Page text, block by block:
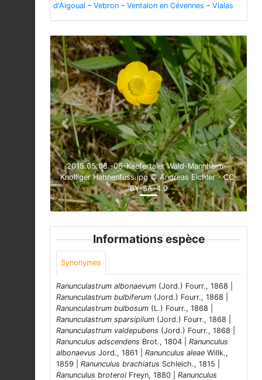
d'Aigoual - Vebron - Ventalon en Cévennes - Vialas
2015.05.08.-06-Kaefertaler Wald-Mannheim--
Knolliger Hahnenfuss.jpg © Andreas Eichler - CC-
BY-SA-4.0
Previous Next
Informations espèce
Synonymes
Ranunculastrum albonaevum (Jord.) Fourr., 1868 |
Ranunculastrum bulbiferum (Jord.) Fourr., 1868 |
Ranunculastrum bulbosum (L.) Fourr., 1868 |
Ranunculastrum sparsipilum (Jord.) Fourr., 1868 |
Ranunculastrum valdepubens (Jord.) Fourr., 1868 |
Ranunculus adscendens Brot., 1804 | Ranunculus
albonaevus Jord., 1861 | Ranunculus aleae Willk.,
1859 | Ranunculus brachiatus Schleich., 1815 |
Ranunculus broteroi Freyn, 1880 | Ranunculus